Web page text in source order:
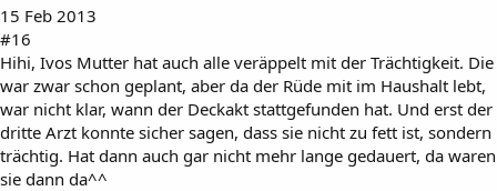
15 Feb 2013
#16
Hihi, Ivos Mutter hat auch alle veräppelt mit der Trächtigkeit. Die
war zwar schon geplant, aber da der Rüde mit im Haushalt lebt,
war nicht klar, wann der Deckakt stattgefunden hat. Und erst der
dritte Arzt konnte sicher sagen, dass sie nicht zu fett ist, sondern
trächtig. Hat dann auch gar nicht mehr lange gedauert, da waren
sie dann da^^